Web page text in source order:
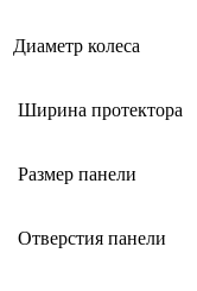
Диаметр колеса
Ширина протектора
Размер панели
Отверстия панели